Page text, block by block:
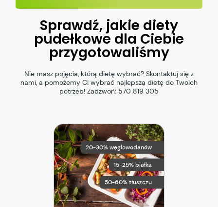
Sprawdź, jakie diety
pudełkowe dla Ciebie
przygotowaliśmy
Nie masz pojęcia, którą dietę wybrać? Skontaktuj się z
nami, a pomożemy Ci wybrać najlepszą dietę do Twoich
potrzeb! Zadzwoń: 570 819 305
20-30% węglowodanów
15-25% białka
50-60% tłuszczu